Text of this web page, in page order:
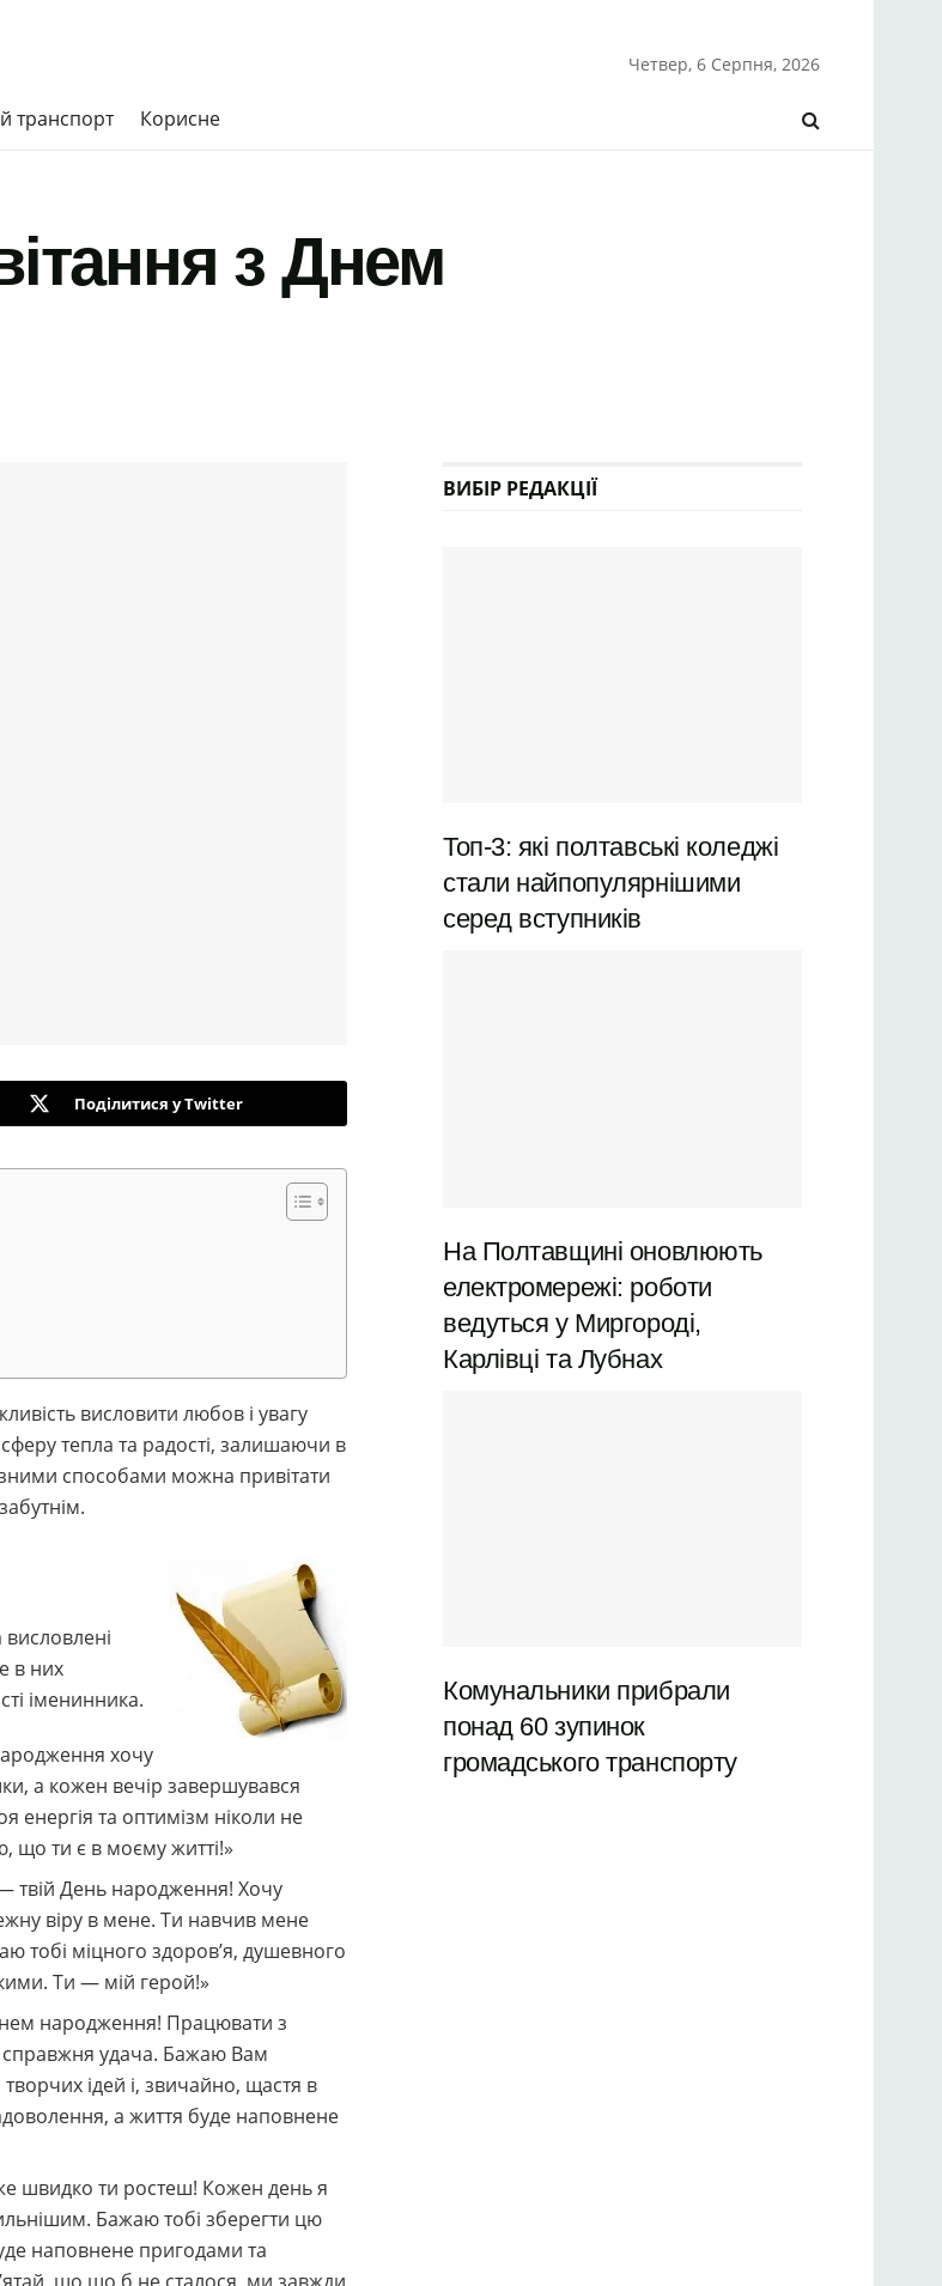
Четвер, 6 Серпня, 2026
транспорт Корисне
з Днем
Поділитися у Twitter
висловити любов і увагу
тепла та радості, залишаючи в
способами можна привітати
в них
іменинника.
хочу
а кожен вечір завершувався
енергія та оптимізм ніколи не
що ти є в моєму житті!»
твій День народження! Хочу
віру в мене. Ти навчив мене
тобі міцного здоров’я, душевного
Ти — мій герой!»
народження! Працювати з
удача. Бажаю Вам
ідей і, звичайно, щастя в
а життя буде наповнене
швидко ти ростеш! Кожен день я
Бажаю тобі зберегти цю
наповнене пригодами та
ВИБІР РЕДАКЦІЇ
Топ-3: які полтавські коледжі
стали найпопулярнішими
серед вступників
На Полтавщині оновлюють
електромережі: роботи
ведуться у Миргороді,
Карлівці та Лубнах
Комунальники прибрали
понад 60 зупинок
громадського транспорту